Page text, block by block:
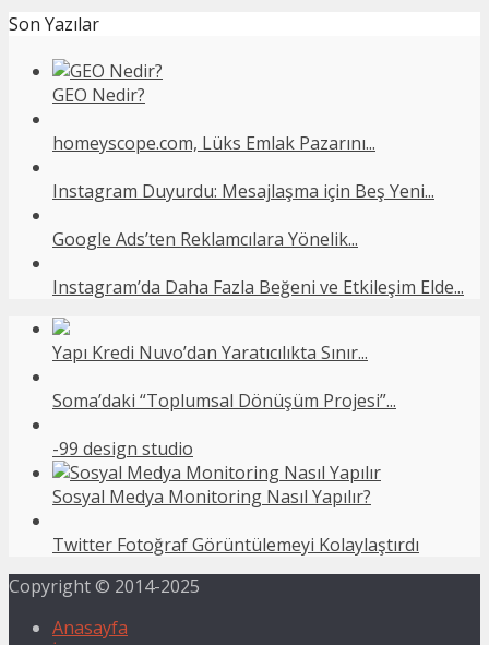
Son Yazılar
GEO Nedir?
homeyscope.com, Lüks Emlak Pazarını...
Instagram Duyurdu: Mesajlaşma için Beş Yeni...
Google Ads’ten Reklamcılara Yönelik...
Instagram’da Daha Fazla Beğeni ve Etkileşim Elde...
Yapı Kredi Nuvo’dan Yaratıcılıkta Sınır...
Soma’daki “Toplumsal Dönüşüm Projesi”...
-99 design studio
Sosyal Medya Monitoring Nasıl Yapılır?
Twitter Fotoğraf Görüntülemeyi Kolaylaştırdı
Copyright © 2014-2025
Anasayfa